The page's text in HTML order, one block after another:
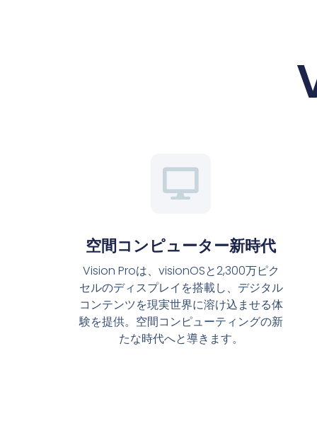
空間コンピューター新時代
Vision Proは、visionOSと2,300万ピク
セルのディスプレイを搭載し、デジタル
コンテンツを現実世界に溶け込ませる体
験を提供。空間コンピューティングの新
たな時代へと導きます。